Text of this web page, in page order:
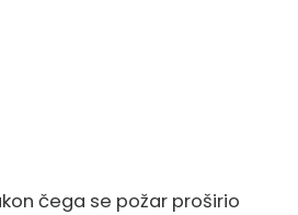
čega se požar proširio